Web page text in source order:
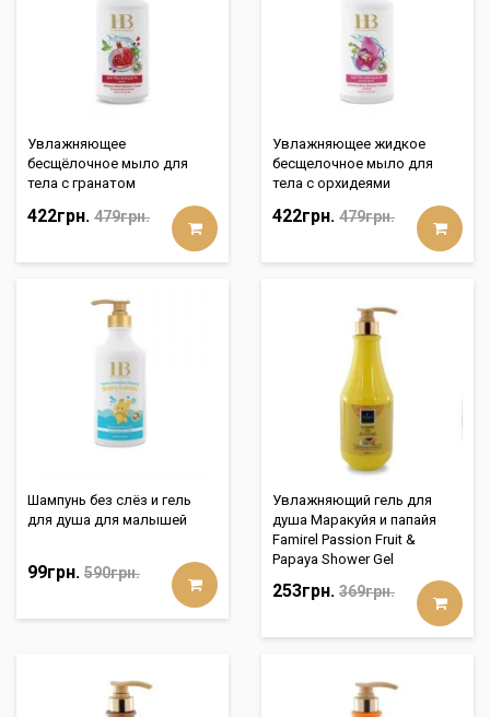
Увлажняющее
бесщёлочное мыло для
тела с гранатом
422грн. 479грн.
Увлажняющее жидкoе
бесщелочное мыло для
тела с орхидеями
422грн. 479грн.
Шампунь без слёз и гель
для душа для малышей
99грн. 590грн.
Увлажняющий гель для
душа Маракуйя и папайя
Famirel Passion Fruit &
Papaya Shower Gel
253грн. 369грн.